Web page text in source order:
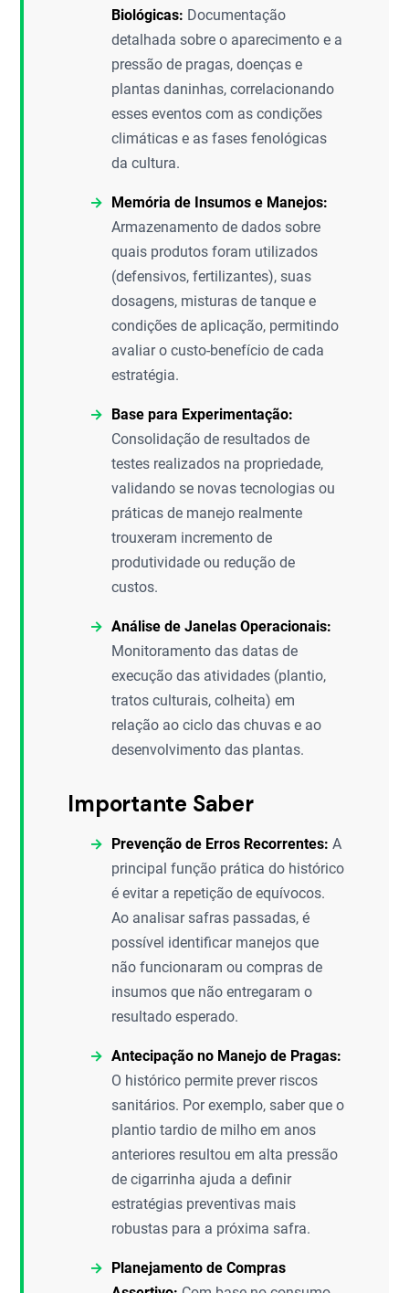
Biológicas: Documentação
detalhada sobre o aparecimento e a
pressão de pragas, doenças e
plantas daninhas, correlacionando
esses eventos com as condições
climáticas e as fases fenológicas
da cultura.
Memória de Insumos e Manejos:
Armazenamento de dados sobre
quais produtos foram utilizados
(defensivos, fertilizantes), suas
dosagens, misturas de tanque e
condições de aplicação, permitindo
avaliar o custo-benefício de cada
estratégia.
Base para Experimentação:
Consolidação de resultados de
testes realizados na propriedade,
validando se novas tecnologias ou
práticas de manejo realmente
trouxeram incremento de
produtividade ou redução de
custos.
Análise de Janelas Operacionais:
Monitoramento das datas de
execução das atividades (plantio,
tratos culturais, colheita) em
relação ao ciclo das chuvas e ao
desenvolvimento das plantas.
Importante Saber
Prevenção de Erros Recorrentes: A
principal função prática do histórico
é evitar a repetição de equívocos.
Ao analisar safras passadas, é
possível identificar manejos que
não funcionaram ou compras de
insumos que não entregaram o
resultado esperado.
Antecipação no Manejo de Pragas:
O histórico permite prever riscos
sanitários. Por exemplo, saber que o
plantio tardio de milho em anos
anteriores resultou em alta pressão
de cigarrinha ajuda a definir
estratégias preventivas mais
robustas para a próxima safra.
Planejamento de Compras